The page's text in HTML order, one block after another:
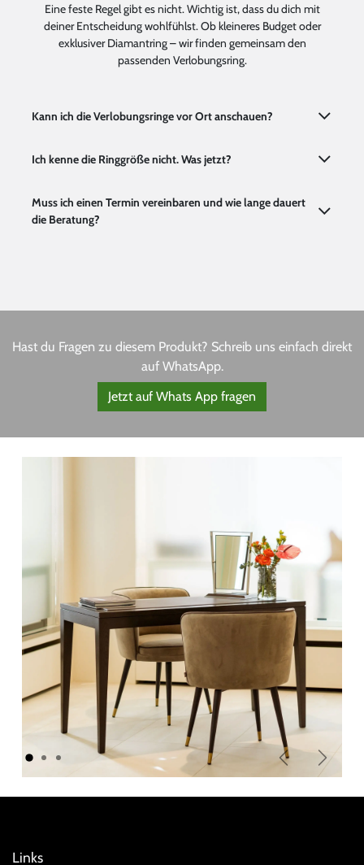
Eine feste Regel gibt es nicht. Wichtig ist, dass du dich mit
deiner Entscheidung wohlfühlst. Ob kleineres Budget oder
exklusiver Diamantring – wir finden gemeinsam den
passenden Verlobungsring.
Kann ich die Verlobungsringe vor Ort anschauen?
Ich kenne die Ringgröße nicht. Was jetzt?
Muss ich einen Termin vereinbaren und wie lange dauert
die Beratung?
Hast du Fragen zu diesem Produkt? Schreib uns einfach direkt
auf WhatsApp.
Jetzt auf Whats App fragen
Zurück Weiter
Links